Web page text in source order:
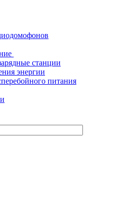
станции
энергии
питания